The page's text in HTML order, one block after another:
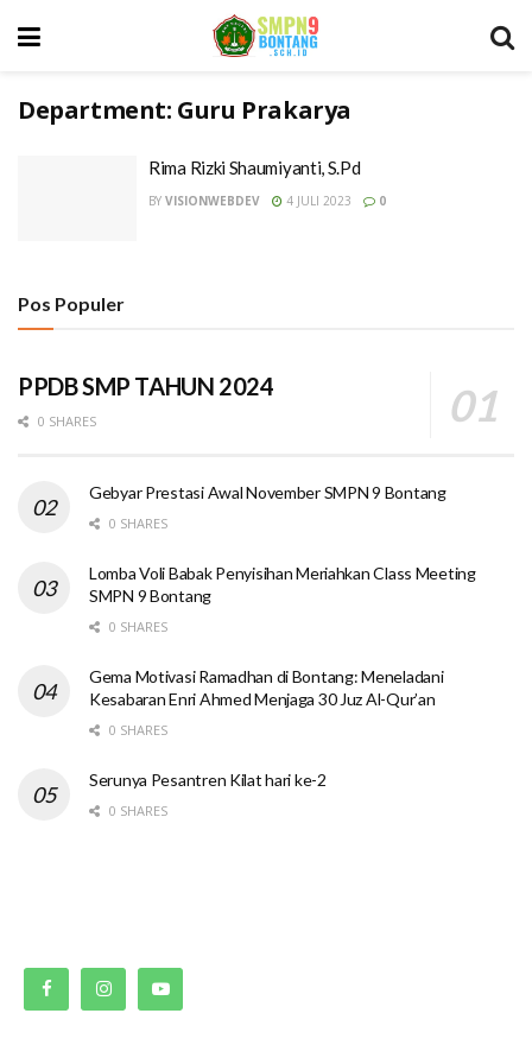
Department: Guru Prakarya
Rima Rizki Shaumiyanti, S.Pd
BY VISIONWEBDEV 4 JULI 2023 0
Pos Populer
PPDB SMP TAHUN 2024
0 SHARES
Gebyar Prestasi Awal November SMPN 9 Bontang
0 SHARES
Lomba Voli Babak Penyisihan Meriahkan Class Meeting
SMPN 9 Bontang
0 SHARES
Gema Motivasi Ramadhan di Bontang: Meneladani
Kesabaran Enri Ahmed Menjaga 30 Juz Al-Qur’an
0 SHARES
Serunya Pesantren Kilat hari ke-2
0 SHARES